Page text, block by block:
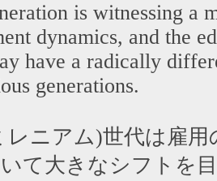
is witnessing a
dynamics, and the
have a radically
generations.
レニアム)世代は雇
て大きなシフトを